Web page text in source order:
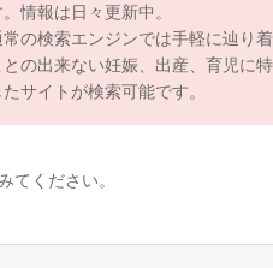
情報は日々更新中。
常の検索エンジンでは手軽に辿り着
との出来ない妊娠、出産、育児に
たサイトが検索可能です。
てください。